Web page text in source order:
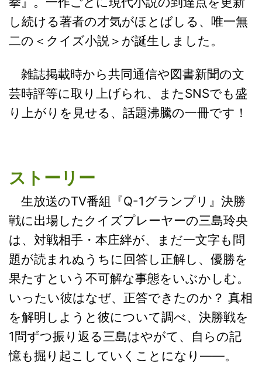
し続ける著者の才気がほとばしる、唯一無
二の＜クイズ小説＞が誕生しました。
雑誌掲載時から共同通信や図書新聞の文
芸時評等に取り上げられ、またSNSでも盛
り上がりを見せる、話題沸騰の一冊です！
ストーリー
生放送のTV番組『Q-1グランプリ』決勝
戦に出場したクイズプレーヤーの三島玲央
は、対戦相手・本庄絆が、まだ一文字も問
題が読まれぬうちに回答し正解し、優勝を
果たすという不可解な事態をいぶかしむ。
いったい彼はなぜ、正答できたのか？ 真相
を解明しようと彼について調べ、決勝戦を
1問ずつ振り返る三島はやがて、自らの記
憶も掘り起こしていくことになり――。